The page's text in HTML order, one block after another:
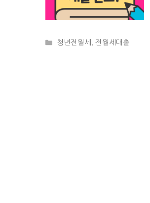
CATEGORIES
청년전월세 ,전월세대출